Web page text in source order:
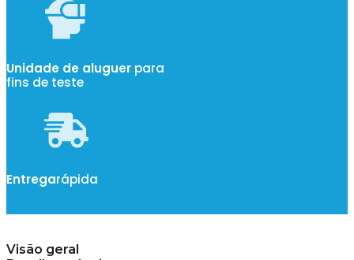
Unidade de aluguer para
fins de teste
Entregarápida
Visão geral